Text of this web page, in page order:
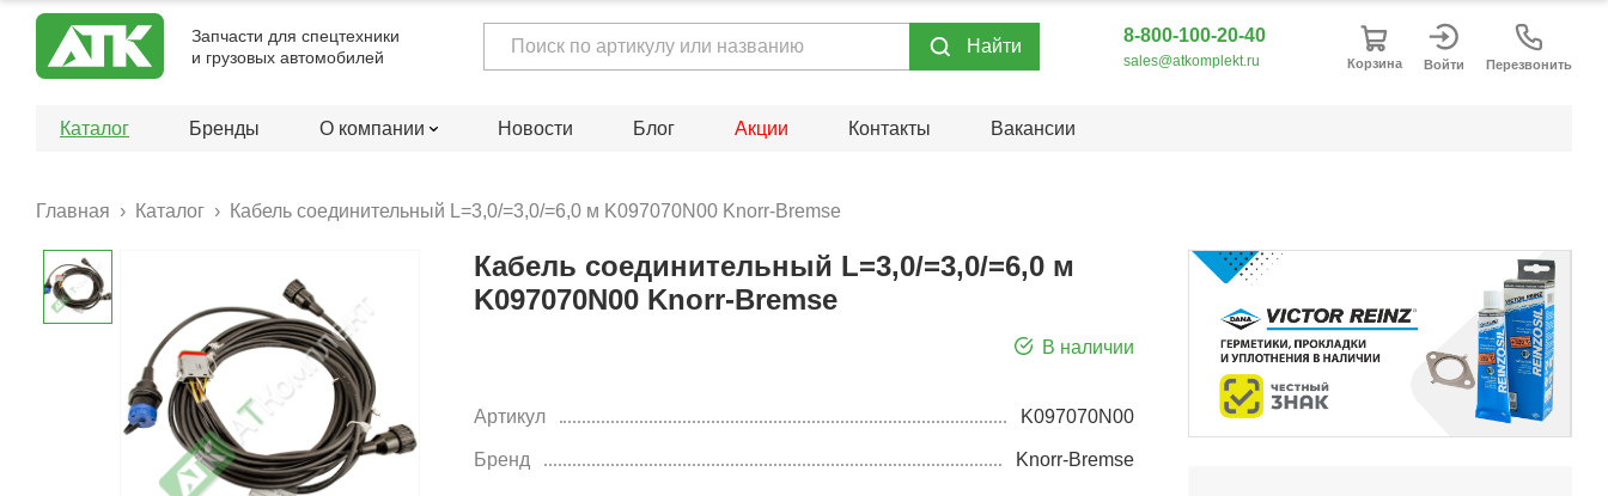
Запчасти для спецтехники
и грузовых автомобилей
Hайти
8-800-100-20-40
sales@atkomplekt.ru Корзина Войти Перезвонить
Каталог Бренды О компании Новости Блог Акции Контакты Вакансии
Главная Каталог Кабель соединительный L=3,0/=3,0/=6,0 м K097070N00 Knorr-Bremse
Кабель соединительный L=3,0/=3,0/=6,0 м
K097070N00 Knorr-Bremse
В наличии
Артикул K097070N00
Бренд Knorr-Bremse